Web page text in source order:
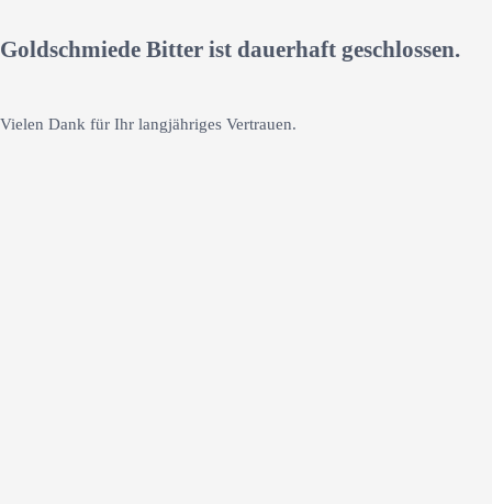
Goldschmiede Bitter ist dauerhaft geschlossen.
Vielen Dank für Ihr langjähriges Vertrauen.